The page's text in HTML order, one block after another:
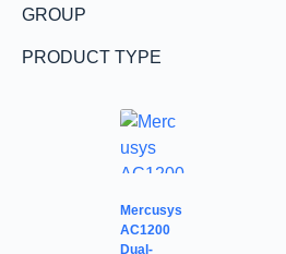
GROUP
PRODUCT TYPE
Mercusys
AC1200
Dual-